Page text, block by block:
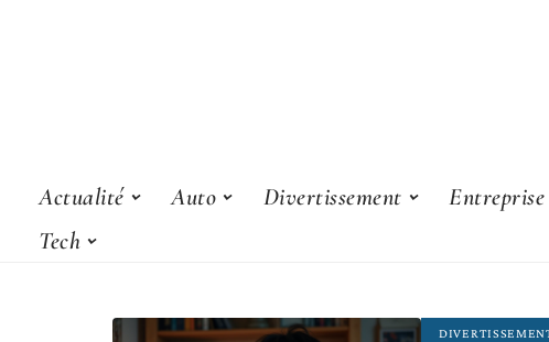
Actualité Auto Divertissement Entreprise
Tech